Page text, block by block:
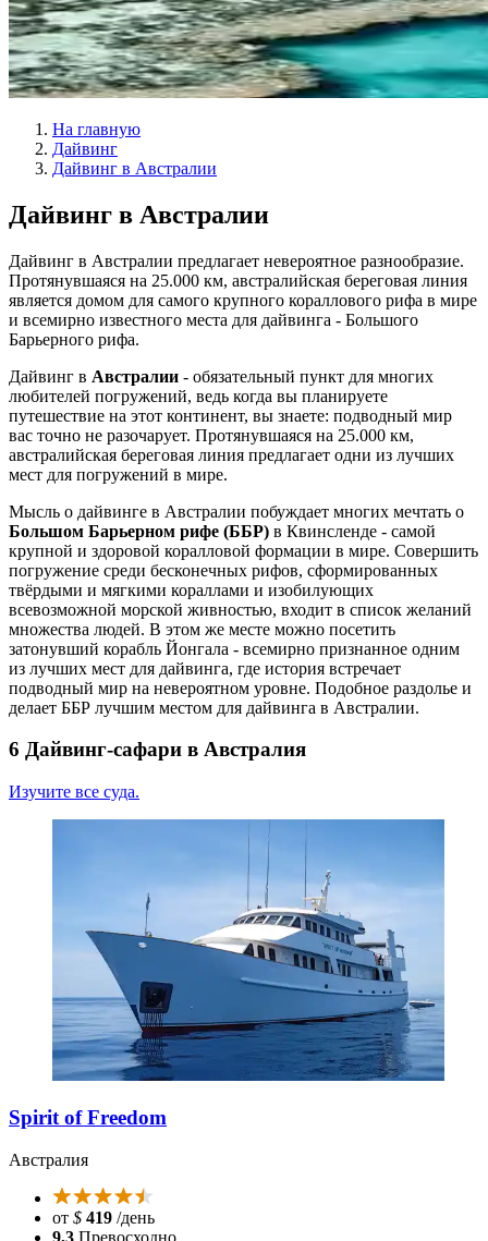
На главную
Дайвинг
Дайвинг в Австралии
Дайвинг в Австралии
Дайвинг в Австралии предлагает невероятное разнообразие.
Протянувшаяся на 25.000 км, австралийская береговая линия
является домом для самого крупного кораллового рифа в мире
и всемирно известного места для дайвинга - Большого
Барьерного рифа.
Дайвинг в Австралии - обязательный пункт для многих
любителей погружений, ведь когда вы планируете
путешествие на этот континент, вы знаете: подводный мир
вас точно не разочарует. Протянувшаяся на 25.000 км,
австралийская береговая линия предлагает одни из лучших
мест для погружений в мире.
Мысль о дайвинге в Австралии побуждает многих мечтать о
Большом Барьерном рифе (ББР) в Квинсленде - самой
крупной и здоровой коралловой формации в мире. Совершить
погружение среди бесконечных рифов, сформированных
твёрдыми и мягкими кораллами и изобилующих
всевозможной морской живностью, входит в список желаний
множества людей. В этом же месте можно посетить
затонувший корабль Йонгала - всемирно признанное одним
из лучших мест для дайвинга, где история встречает
подводный мир на невероятном уровне. Подобное раздолье и
делает ББР лучшим местом для дайвинга в Австралии.
6 Дайвинг-сафари в Австралия
Изучите все суда.
Spirit of Freedom
Австралия
от $ 419 /день
9,3 Превосходно